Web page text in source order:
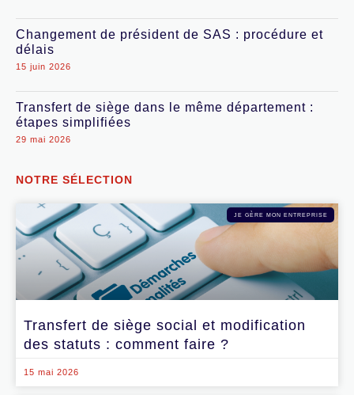
Changement de président de SAS : procédure et
délais
15 juin 2026
Transfert de siège dans le même département :
étapes simplifiées
29 mai 2026
NOTRE SÉLECTION
JE GÈRE MON ENTREPRISE
Transfert de siège social et modification
des statuts : comment faire ?
15 mai 2026